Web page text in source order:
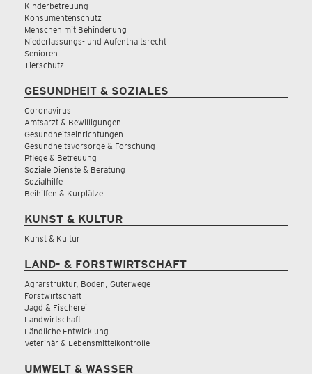
Kinderbetreuung
Konsumentenschutz
Menschen mit Behinderung
Niederlassungs- und Aufenthaltsrecht
Senioren
Tierschutz
GESUNDHEIT & SOZIALES
Coronavirus
Amtsarzt & Bewilligungen
Gesundheitseinrichtungen
Gesundheitsvorsorge & Forschung
Pflege & Betreuung
Soziale Dienste & Beratung
Sozialhilfe
Beihilfen & Kurplätze
KUNST & KULTUR
Kunst & Kultur
LAND- & FORSTWIRTSCHAFT
Agrarstruktur, Boden, Güterwege
Forstwirtschaft
Jagd & Fischerei
Landwirtschaft
Ländliche Entwicklung
Veterinär & Lebensmittelkontrolle
UMWELT & WASSER